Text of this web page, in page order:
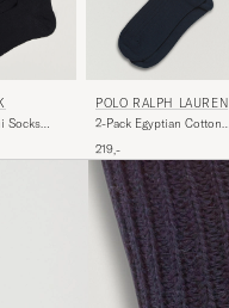
Socks
POLO RALPH LAUREN
2-Pack Egyptian Cotton
219,-